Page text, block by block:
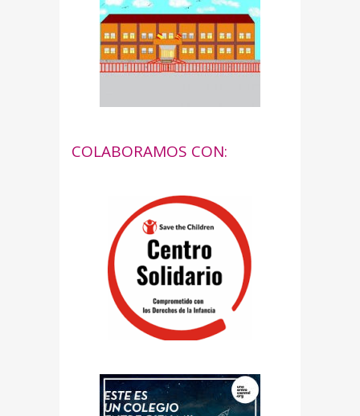
COLABORAMOS CON: